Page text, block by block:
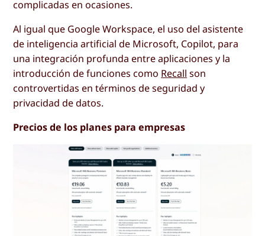
complicadas en ocasiones.
Al igual que Google Workspace, el uso del asistente
de inteligencia artificial de Microsoft, Copilot, para
una integración profunda entre aplicaciones y la
introducción de funciones como Recall son
controvertidas en términos de seguridad y
privacidad de datos.
Precios de los planes para empresas